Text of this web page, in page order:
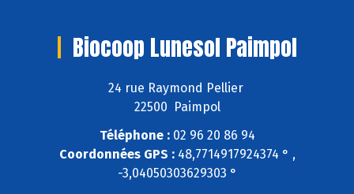
Biocoop Lunesol Paimpol
24 rue Raymond Pellier
22500 Paimpol
Téléphone :02 96 20 86 94
Coordonnées GPS :48,7714917924374 ° ,
-3,04050303629303 °